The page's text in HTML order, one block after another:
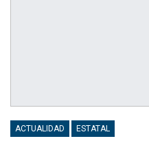
ACTUALIDAD ESTATAL